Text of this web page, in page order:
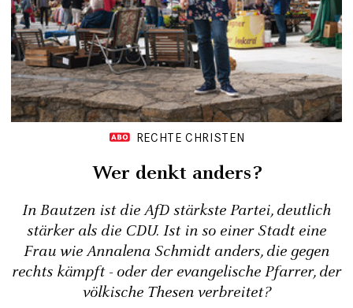
RECHTE CHRISTEN
Wer denkt anders?
In Bautzen ist die AfD stärkste Partei, deutlich
stärker als die CDU. Ist in so einer Stadt eine
Frau wie Annalena Schmidt anders, die gegen
rechts kämpft - oder der evangelische Pfarrer, der
völkische Thesen verbreitet?